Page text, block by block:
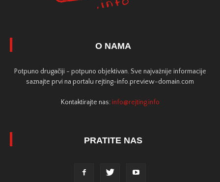
O NAMA
Potpuno drugačiji - potpuno objektivan. Sve najvažnije informacije
saznajte prvi na portalu rejting-info.preview-domain.com
Kontaktirajte nas: info@rejting.info
PRATITE NAS